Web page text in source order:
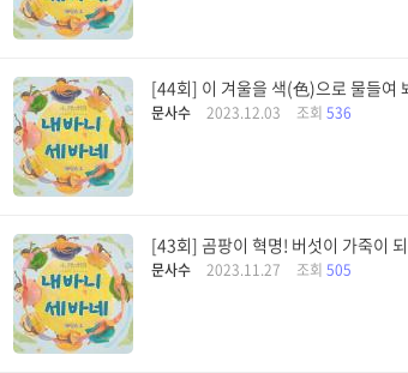
[44회] 이 겨울을 색(色)으로 물들여
문사수 2023.12.03 조회 536
[43회] 곰팡이 혁명! 버섯이 가죽이
문사수 2023.11.27 조회 505